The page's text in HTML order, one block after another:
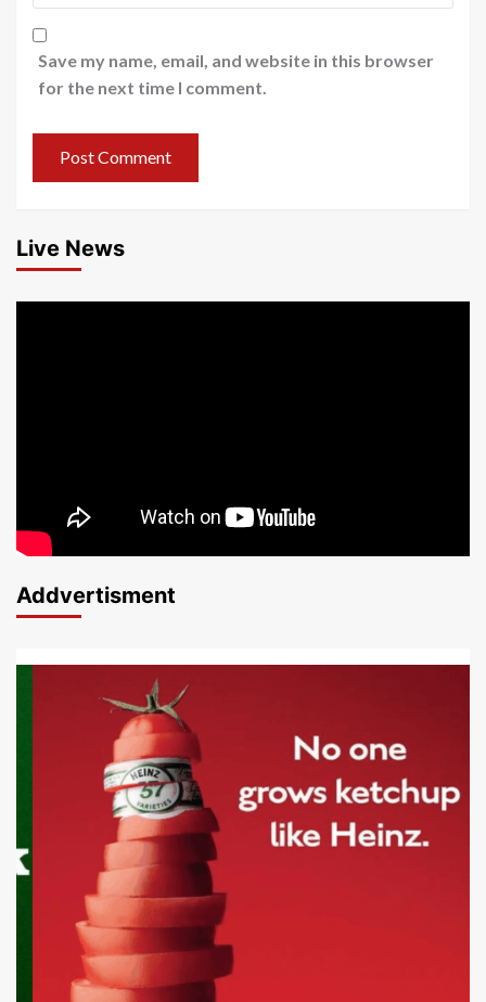
Save my name, email, and website in this browser
for the next time I comment.
Live News
Addvertisment